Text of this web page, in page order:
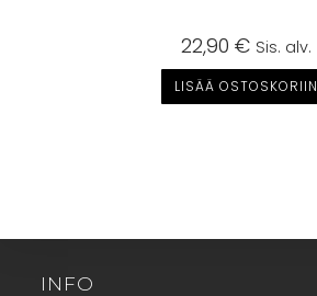
22,90 € Sis. alv.
LISÄÄ OSTOSKORIIN
INFO